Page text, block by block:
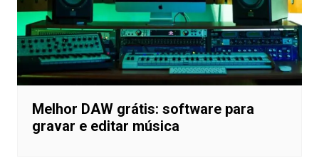
Melhor DAW grátis: software para
gravar e editar música